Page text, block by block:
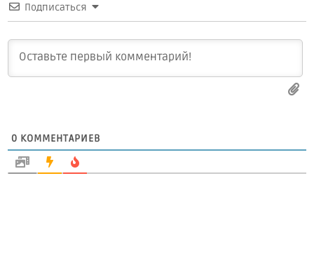
Подписаться
0 КОММЕНТАРИЕВ